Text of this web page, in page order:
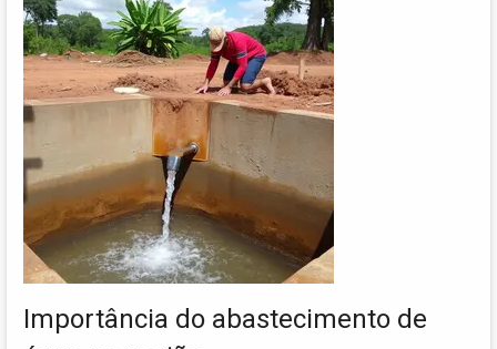
Importância do abastecimento de